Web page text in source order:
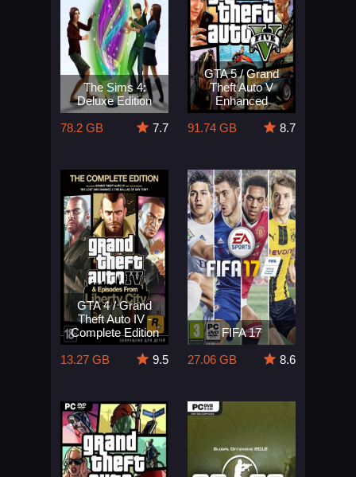
The Sims 4:
Deluxe Edition
78.2 GB
7.7
GTA 5 / Grand
Theft Auto V
Enhanced
91.74 GB
8.7
GTA 4 / Grand
Theft Auto IV -
Complete Edition
13.27 GB
9.5
FIFA 17
27.06 GB
8.6